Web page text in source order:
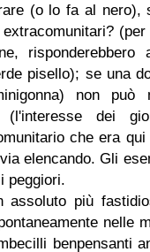
(o lo fa al nero),
pisello); se una
non
(l'interesse dei
che era
elencando. Gli
peggiori.
assoluto più
nelle
benpensanti